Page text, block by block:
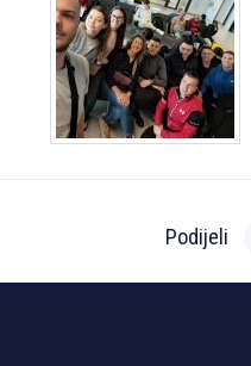
Podijeli